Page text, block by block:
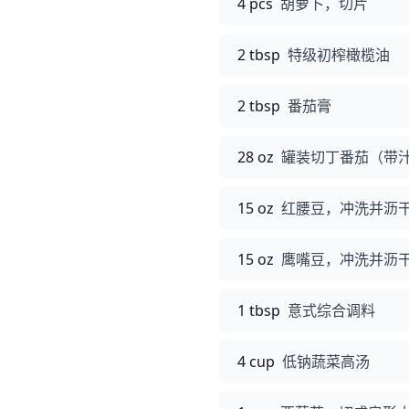
2 tbsp 特级初榨橄榄油
2 tbsp 番茄膏
28 oz 罐装切丁番茄（带汁
15 oz 红腰豆，冲洗并沥
15 oz 鹰嘴豆，冲洗并沥
1 tbsp 意式综合调料
4 cup 低钠蔬菜高汤